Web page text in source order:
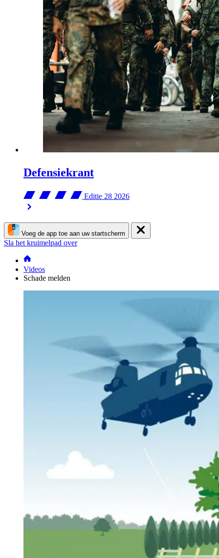
Defensiekrant
Editie 28 2026
Voeg de app toe aan uw startscherm
Sla het kruimelpad over
Videos
Schade melden